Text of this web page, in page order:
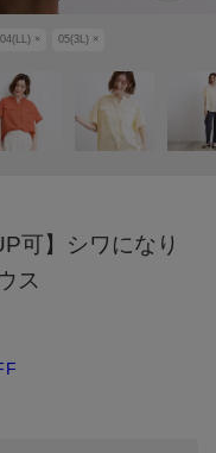
04(LL) × 05(3L) ×
可】シワになり
ス